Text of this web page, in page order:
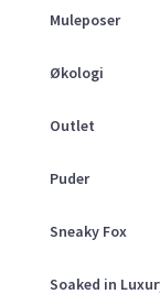
Muleposer
Økologi
Outlet
Puder
Sneaky Fox
Soaked in